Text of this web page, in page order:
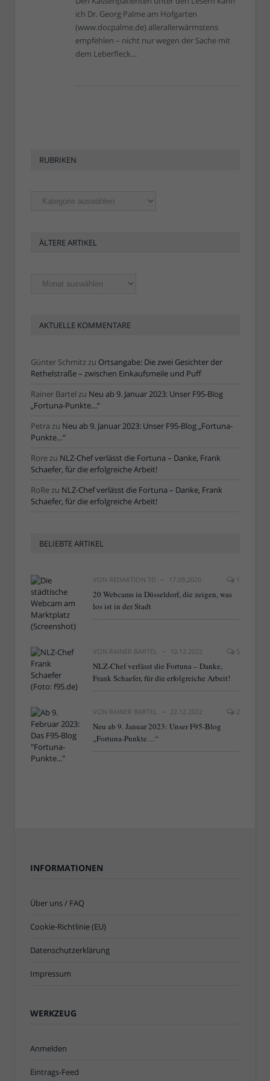
ich Dr. Georg Palme am Hofgarten
(www.docpalme.de) allerallerwärmstens
empfehlen – nicht nur wegen der Sache mit
dem Leberfleck…
RUBRIKEN
Rubriken
ÄLTERE ARTIKEL
Ältere
Artikel
AKTUELLE KOMMENTARE
Günter Schmitzzu Ortsangabe: Die zwei Gesichter der
Rethelstraße – zwischen Einkaufsmeile und Puff
Rainer Bartel zu Neu ab 9. Januar 2023: Unser F95-Blog
„Fortuna-Punkte…“
Petra zu Neu ab 9. Januar 2023: Unser F95-Blog „Fortuna-
Punkte…“
Rorezu NLZ-Chef verlässt die Fortuna – Danke, Frank
Schaefer, für die erfolgreiche Arbeit!
RoRezu NLZ-Chef verlässt die Fortuna – Danke, Frank
Schaefer, für die erfolgreiche Arbeit!
BELIEBTE ARTIKEL
VON REDAKTION TD 17.09.2020 1
20 Webcams in Düsseldorf, die zeigen, was
los ist in der Stadt
VON RAINER BARTEL 10.12.2022 5
NLZ-Chef verlässt die Fortuna – Danke,
Frank Schaefer, für die erfolgreiche Arbeit!
VON RAINER BARTEL 22.12.2022 2
Neu ab 9. Januar 2023: Unser F95-Blog
„Fortuna-Punkte…“
INFORMATIONEN
Über uns / FAQ
Cookie-Richtlinie (EU)
Datenschutzerklärung
Impressum
WERKZEUG
Anmelden
Eintrags-Feed